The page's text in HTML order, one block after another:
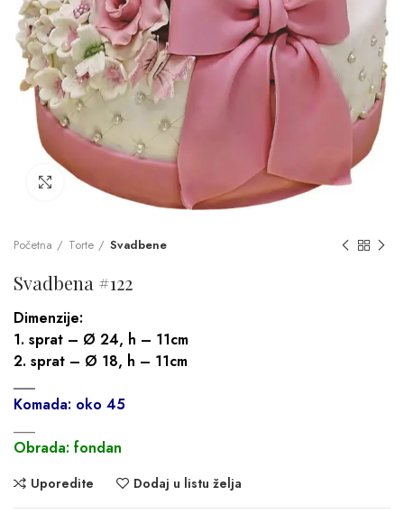
Click to enlarge
Početna Torte Svadbene
Svadbena #122
Dimenzije:
1. sprat – Ø 24, h – 11cm
2. sprat – Ø 18, h – 11cm
___
Komada: oko 45
Obrada: fondan
Uporedite Dodaj u listu želja